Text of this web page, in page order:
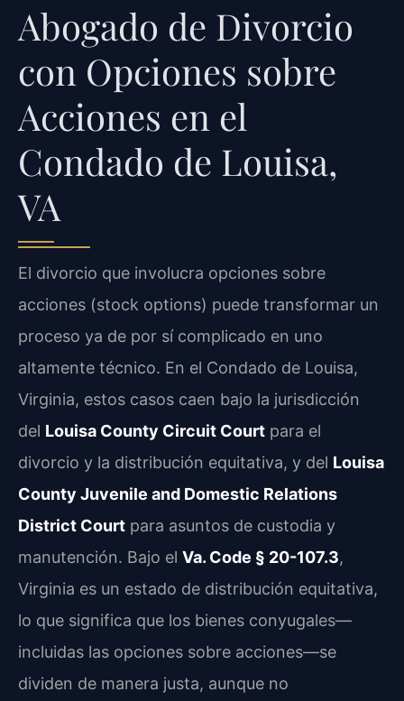
Abogado de Divorcio
con Opciones sobre
Acciones en el
Condado de Louisa,
VA
El divorcio que involucra opciones sobre
acciones (stock options) puede transformar un
proceso ya de por sí complicado en uno
altamente técnico. En el Condado de Louisa,
Virginia, estos casos caen bajo la jurisdicción
del Louisa County Circuit Court para el
divorcio y la distribución equitativa, y del Louisa
County Juvenile and Domestic Relations
District Court para asuntos de custodia y
manutención. Bajo el Va. Code § 20-107.3,
Virginia es un estado de distribución equitativa,
lo que significa que los bienes conyugales—
incluidas las opciones sobre acciones—se
dividen de manera justa, aunque no